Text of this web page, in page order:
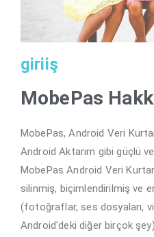
giriiş
MobePas
MobePas, Android Veri
Android Aktarım gibi güçlü
MobePas Android Veri
silinmiş, biçimlendirilmiş ve
(fotoğraflar, ses dosyaları,
Android'deki diğer birçok